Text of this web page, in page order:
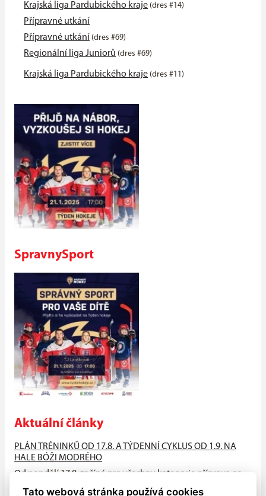
Krajská liga Pardubického kraje (dres #14)
Přípravné utkání
Přípravné utkání (dres #69)
Regionální liga Juniorů (dres #69)
Krajská liga Pardubického kraje (dres #11)
SpravnySport
Aktuální články
PLÁN TRÉNINKŮ OD 17.8. A TÝDENNÍ CYKLUS OD 1.9. NA
HALE BÓŽI MODRÉHO
Od pondělí 17.8. začíná pro všechny kategorie příprava na
Tato webová stránka používá cookies